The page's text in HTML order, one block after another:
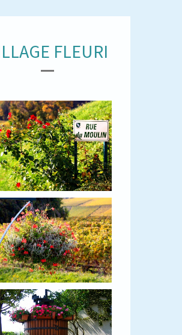
FLEURI